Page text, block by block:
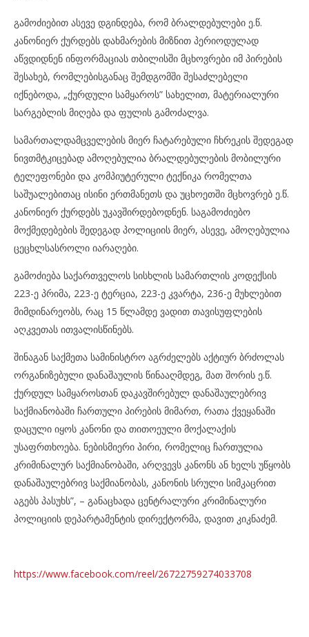
გამოძიებით ასევე დგინდება, რომ ბრალდებულები ე.წ.
კანონიერ ქურდებს დახმარების მიზნით პერიოდულად
აწვდიდნენ ინფორმაციას თბილისში მცხოვრები იმ პირების
შესახებ, რომლებისგანაც შემდგომში შესაძლებელი
იქნებოდა, „ქურდული სამყაროს” სახელით, მატერიალური
სარგებლის მიღება და ფულის გამოძალვა.
სამართალდამცველების მიერ ჩატარებული ჩხრეკის შედეგად
ნივთმტკიცებად ამოღებულია ბრალდებულების მობილური
ტელეფონები და კომპიუტერული ტექნიკა რომელთა
საშუალებითაც ისინი ერთმანეთს და უცხოეთში მცხოვრებ ე.წ.
კანონიერ ქურდებს უკავშირდებოდნენ. საგამოძიებო
მოქმედებების შედეგად პოლიციის მიერ, ასევე, ამოღებულია
ცეცხლსასროლი იარაღები.
გამოძიება საქართველოს სისხლის სამართლის კოდექსის
223-ე პრიმა, 223-ე ტერცია, 223-ე კვარტა, 236-ე მუხლებით
მიმდინარეობს, რაც 15 წლამდე ვადით თავისუფლების
აღკვეთას ითვალისწინებს.
შინაგან საქმეთა სამინისტრო აგრძელებს აქტიურ ბრძოლას
ორგანიზებული დანაშაულის წინააღმდეგ, მათ შორის ე.წ.
ქურდულ სამყაროსთან დაკავშირებულ დანაშაულებრივ
საქმიანობაში ჩართული პირების მიმართ, რათა ქვეყანაში
დაცული იყოს კანონი და თითოეული მოქალაქის
უსაფრთხოება. ნებისმიერი პირი, რომელიც ჩართულია
კრიმინალურ საქმიანობაში, არღვევს კანონს ან ხელს უწყობს
დანაშაულებრივ საქმიანობას, კანონის სრული სიმკაცრით
აგებს პასუხს”, – განაცხადა ცენტრალური კრიმინალური
პოლიციის დეპარტამენტის დირექტორმა, დავით კიკნაძემ.
https://www.facebook.com/reel/26722759274033708